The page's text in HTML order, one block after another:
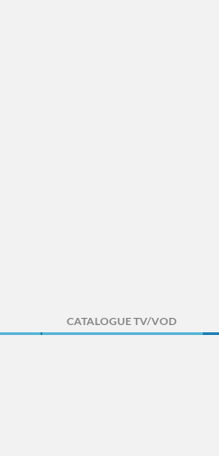
CATALOGUE TV/VOD